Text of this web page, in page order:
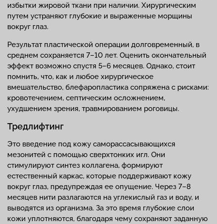
избытки жировой ткани при наличии. Хирургическим
путем устраняют глубокие и выраженные морщины
вокруг глаз.
Результат пластической операции долговременный, в
среднем сохраняется 7–10 лет. Оценить окончательный
эффект возможно спустя 5–6 месяцев. Однако, стоит
помнить, что, как и любое хирургическое
вмешательство, блефаропластика сопряжена с рисками:
кровотечением, септическим осложнением,
ухудшением зрения, травмированием роговицы.
Тредлифтинг
Это введение под кожу саморассасывающихся
мезонитей с помощью сверхтонких игл. Они
стимулируют синтез коллагена, формируют
естественный каркас, которые поддерживают кожу
вокруг глаз, предупреждая ее опущение. Через 7–8
месяцев нити разлагаются на углекислый газ и воду, и
выводятся из организма. За это время глубокие слои
кожи уплотняются, благодаря чему сохраняют заданную